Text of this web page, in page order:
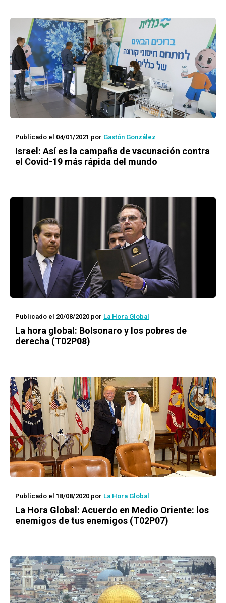
Publicado el 04/01/2021 por Gastón González
Israel: Así es la campaña de vacunación contra
el Covid-19 más rápida del mundo
Publicado el 20/08/2020 por La Hora Global
La hora global: Bolsonaro y los pobres de
derecha (T02P08)
Publicado el 18/08/2020 por La Hora Global
La Hora Global: Acuerdo en Medio Oriente: los
enemigos de tus enemigos (T02P07)